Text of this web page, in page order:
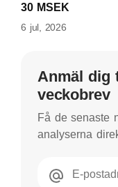
30 MSEK
6 jul, 2026
Anmäl dig
veckobrev
Få de senaste
analyserna
E-